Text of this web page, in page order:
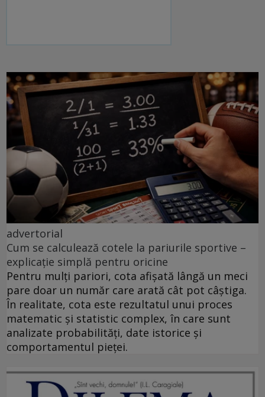
advertorial
Cum se calculează cotele la pariurile sportive –
explicație simplă pentru oricine
Pentru mulți pariori, cota afișată lângă un meci
pare doar un număr care arată cât pot câștiga.
În realitate, cota este rezultatul unui proces
matematic și statistic complex, în care sunt
analizate probabilități, date istorice și
comportamentul pieței.